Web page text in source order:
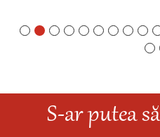
S-ar putea